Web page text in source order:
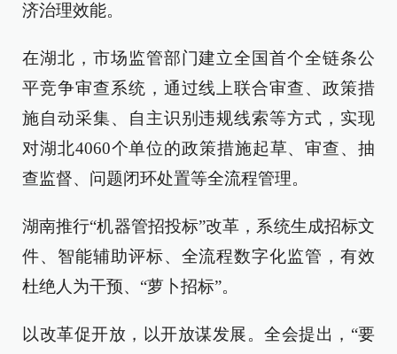
济治理效能。
在湖北，市场监管部门建立全国首个全链条公
平竞争审查系统，通过线上联合审查、政策措
施自动采集、自主识别违规线索等方式，实现
对湖北4060个单位的政策措施起草、审查、抽
查监督、问题闭环处置等全流程管理。
湖南推行“机器管招投标”改革，系统生成招标文
件、智能辅助评标、全流程数字化监管，有效
杜绝人为干预、“萝卜招标”。
以改革促开放，以开放谋发展。全会提出，“要